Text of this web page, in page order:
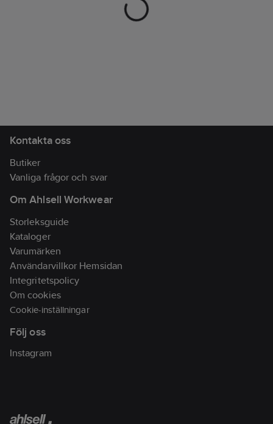
förvaringslösningar.
Den moderniserade
designen inkluderar
en touch av stil till de
tidlösa funktionerna.
Artikelnr:
Lev. artikelnr:
Ean
artikelnr:
5400520328427
Materialklass
Kontakta oss
Butiker
Vanliga frågor och svar
Om Ahlsell Workwear
Storleksguide
Kataloger
Varumärken
Användarvillkor Hemsidan
Integritetspolicy
Om cookies
Cookie-inställningar
Följ oss
Instagram